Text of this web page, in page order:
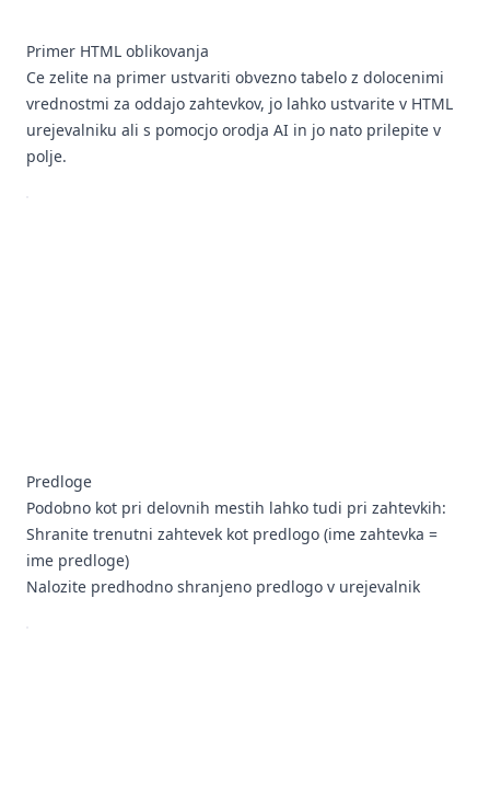
Primer HTML oblikovanja
Ce zelite na primer ustvariti obvezno tabelo z dolocenimi
vrednostmi za oddajo zahtevkov, jo lahko ustvarite v HTML
urejevalniku ali s pomocjo orodja AI in jo nato prilepite v
polje.
Predloge
Podobno kot pri delovnih mestih lahko tudi pri zahtevkih:
Shranite trenutni zahtevek kot predlogo (ime zahtevka =
ime predloge)
Nalozite predhodno shranjeno predlogo v urejevalnik